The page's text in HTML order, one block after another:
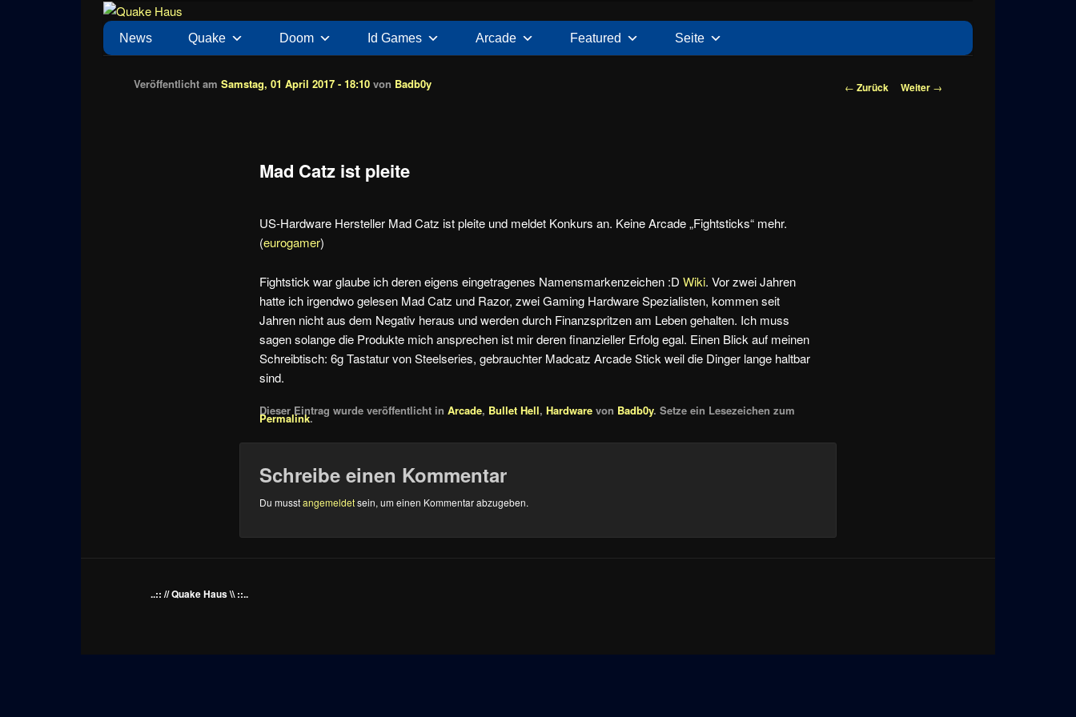
Quake Haus
News zu Quake, Doom, FPS, Arcade
Hauptmenü
News Quake Doom Id Games Arcade Featured Seite
Beitragsnavigation
← Zurück Weiter →
Mad Catz ist pleite
Veröffentlicht amSamstag, 01 April 2017 - 18:10 von Badb0y
US-Hardware Hersteller Mad Catz ist pleite und meldet Konkurs an. Keine Arcade „Fightsticks“ mehr.
(eurogamer)
Fightstick war glaube ich deren eigens eingetragenes Namensmarkenzeichen :DWiki. Vor zwei Jahren
hatte ich irgendwo gelesen Mad Catz und Razor, zwei Gaming Hardware Spezialisten, kommen seit
Jahren nicht aus dem Negativ heraus und werden durch Finanzspritzen am Leben gehalten. Ich muss
sagen solange die Produkte mich ansprechen ist mir deren finanzieller Erfolg egal. Einen Blick auf meinen
Schreibtisch: 6g Tastatur von Steelseries, gebrauchter Madcatz Arcade Stick weil die Dinger lange haltbar
sind.
Dieser Eintrag wurde veröffentlicht inArcade, Bullet Hell,Hardware von Badb0y. Setze ein Lesezeichen zum
Permalink.
Schreibe einen Kommentar
Du musstangemeldetsein, um einen Kommentar abzugeben.
..:: // Quake Haus \\ ::..